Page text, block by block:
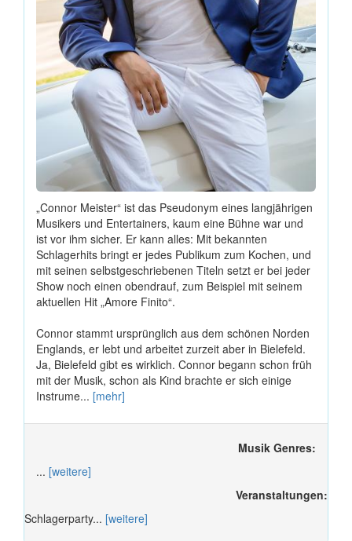
„Connor Meister“ ist das Pseudonym eines langjährigen
Musikers und Entertainers, kaum eine Bühne war und
ist vor ihm sicher. Er kann alles: Mit bekannten
Schlagerhits bringt er jedes Publikum zum Kochen, und
mit seinen selbstgeschriebenen Titeln setzt er bei jeder
Show noch einen obendrauf, zum Beispiel mit seinem
aktuellen Hit „Amore Finito“.
Connor stammt ursprünglich aus dem schönen Norden
Englands, er lebt und arbeitet zurzeit aber in Bielefeld.
Ja, Bielefeld gibt es wirklich. Connor begann schon früh
mit der Musik, schon als Kind brachte er sich einige
Instrume... [mehr]
Musik Genres:
... [weitere]
Veranstaltungen:
Schlagerparty... [weitere]